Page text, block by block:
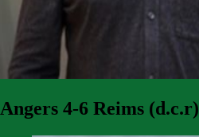
Angers 4-6 Reims (d.c.r)